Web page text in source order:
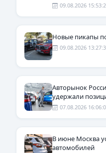
09.08.2026
Новые пикапы
09.08.2026
Авторынок
удержали
07.08.2026
В июне Москва
автомобилей